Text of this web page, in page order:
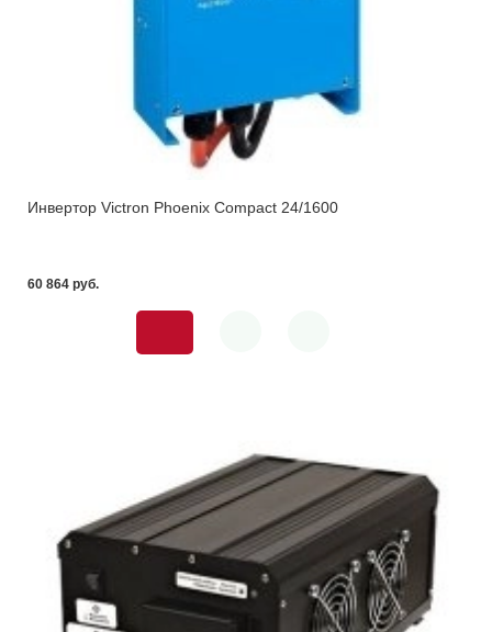
Инвертор Victron Phoenix Compact 24/1600
60 864 pуб.